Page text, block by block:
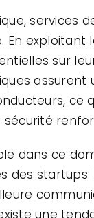
services
exploitant
sur
assurent
ce
dans ce
des
une